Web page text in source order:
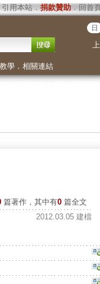
引用本站． 捐款贊助．回首
日
學． 相關連結
篇著作，其中有0篇全文
2012.03.05 建檔